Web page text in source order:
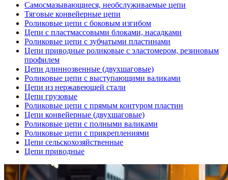
Самосмазывающиеся, необслуживаемые цепи
Тяговые конвейерные цепи
Роликовые цепи с боковым изгибом
Цепи с пластмассовыми блоками, насадками
Роликовые цепи с зубчатыми пластинами
Цепи приводные роликовые с эластомером, резиновым
профилем
Цепи длиннозвенные (двухшаговые)
Роликовые цепи с выступающими валиками
Цепи из нержавеющей стали
Цепи грузовые
Роликовые цепи с прямым контуром пластин
Цепи конвейерные (двухшаговые)
Роликовые цепи с полными валиками
Роликовые цепи с прикреплениями
Цепи сельскохозяйственные
Цепи приводные